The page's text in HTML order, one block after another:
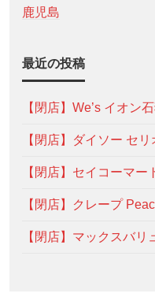
鹿児島
最近の投稿
【閉店】We’s イオン
【閉店】ダイソー セ
【閉店】セイコーマー
【閉店】クレープ
【閉店】マックスバ